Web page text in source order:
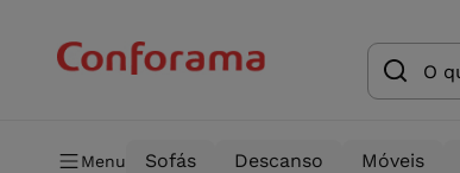
Menu Sofás Descanso Móveis